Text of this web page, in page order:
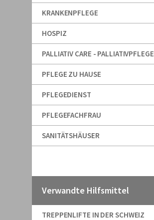
KRANKENPFLEGE
HOSPIZ
PALLIATIV CARE - PALLIATIVPFLEGE
PFLEGE ZU HAUSE
PFLEGEDIENST
PFLEGEFACHFRAU
SANITÄTSHÄUSER
Verwandte Hilfsmittel
TREPPENLIFTE IN DER SCHWEIZ